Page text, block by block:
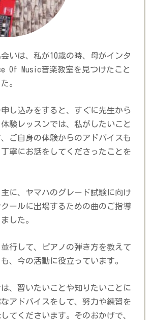
いは、私が10歳の時、母がインタ
Of Music音楽教室を見つけたこと
。
し込みをすると、すぐに先生から
験レッスンでは、私がしたいこと
ご自身の体験からのアドバイスも
寧にお話をしてくださったことを
主に、ヤマハのグレード試験に向け
ールに出場するための曲のご指導
した。
行して、ピアノの弾き方を教えて
、今の活動に役立っています。
、習いたいことや知りたいことに
アドバイスをして、努力や練習を
てくださいます。そのおかげで、